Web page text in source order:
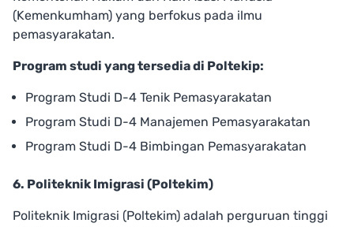
(Kemenkumham) yang berfokus pada ilmu
pemasyarakatan.
Program studi yang tersedia di Poltekip:
Program Studi D-4 Tenik Pemasyarakatan
Program Studi D-4 Manajemen Pemasyarakatan
Program Studi D-4 Bimbingan Pemasyarakatan
6. Politeknik Imigrasi (Poltekim)
Politeknik Imigrasi (Poltekim) adalah perguruan tinggi